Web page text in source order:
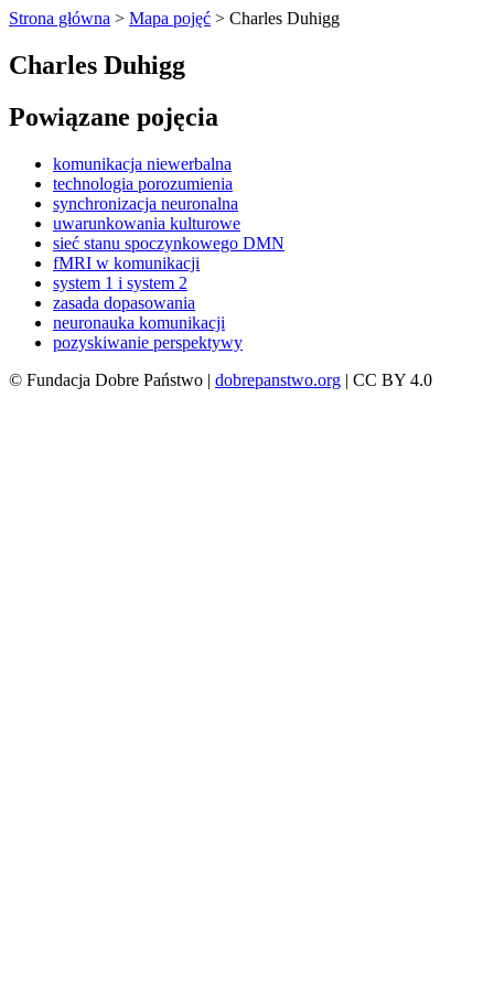
Strona główna > Mapa pojęć > Charles Duhigg
Charles Duhigg
Powiązane pojęcia
komunikacja niewerbalna
technologia porozumienia
synchronizacja neuronalna
uwarunkowania kulturowe
sieć stanu spoczynkowego DMN
fMRI w komunikacji
system 1 i system 2
zasada dopasowania
neuronauka komunikacji
pozyskiwanie perspektywy
© Fundacja Dobre Państwo | dobrepanstwo.org | CC BY 4.0